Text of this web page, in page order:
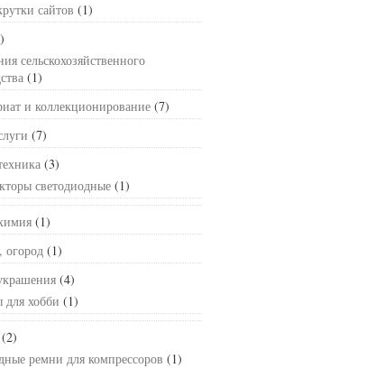
сайтов (1)
сельскохозяйственного
(1)
и коллекционирование (7)
(7)
(3)
светодиодные (1)
(1)
огород (1)
(4)
для хобби (1)
(2)
ремни для компрессоров (1)